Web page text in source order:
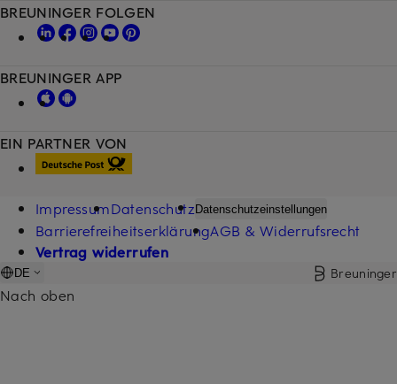
EIN PARTNER VON
BREUNINGER FOLGEN
BREUNINGER APP
ImpressumDatenschutzDatenschutzeinstellungen
BarrierefreiheitserklärungAGB & Widerrufsrecht
Vertrag widerrufen
DE Breuninger
Nach oben